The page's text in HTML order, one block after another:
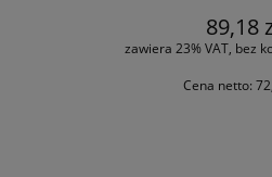
89,18
zawiera 23% VAT, bez
Cena netto: